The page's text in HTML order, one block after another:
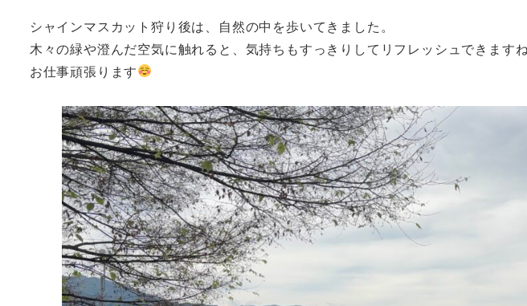
シャインマスカット狩り後は、自然の中を歩いてきました。
木々の緑や澄んだ空気に触れると、気持ちもすっきりしてリフレッシュできますね
お仕事頑張ります